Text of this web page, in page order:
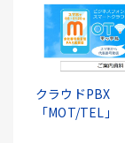
クラウドPBX
「MOT/TEL」